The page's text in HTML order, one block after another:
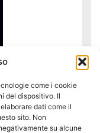
come i cookie
del dispositivo. Il
dati come il
sito. Non
su alcune
–